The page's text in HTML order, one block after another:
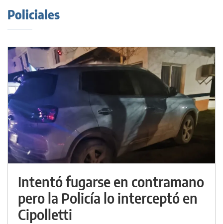
Policiales
Intentó fugarse en contramano
pero la Policía lo interceptó en
Cipolletti